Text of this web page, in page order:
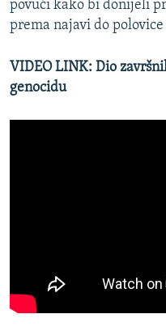
povući kako bi donijeli
prema najavi do
VIDEO LINK: Dio
genocidu